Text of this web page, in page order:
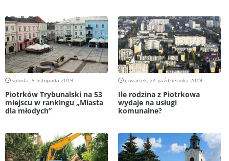
sobota, 9 listopada 2019
Piotrków Trybunalski na 53
miejscu w rankingu „Miasta
dla młodych”
czwartek, 24 października 2019
Ile rodzina z Piotrkowa
wydaje na usługi
komunalne?